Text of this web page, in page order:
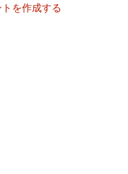
を作成する